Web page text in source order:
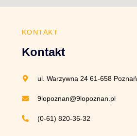
KONTAKT
Kontakt
ul. Warzywna 24 61-658 Poznań
9lopoznan@9lopoznan.pl
(0-61) 820-36-32